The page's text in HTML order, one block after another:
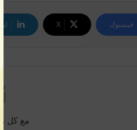
فيسبوك ‫X
مع كل